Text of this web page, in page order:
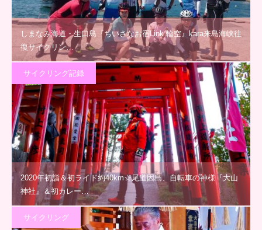
しまなみ海道・生口島『ちいさなお宿Link 輪空』kara来島海峡往
復サイクリン…
サイクリング記録
2020年初詣＆初ライド約40km☆尾道因島、自転車の神様『大山
神社』＆初カレー…
サイクリング